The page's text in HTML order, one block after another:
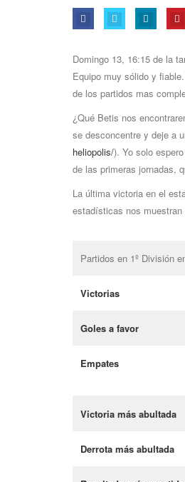
Domingo 13, 16:15 de la
Equipo muy sólido y
de los partidos mas
¿Qué Betis nos
se desconcentre y deje a
heliopolis/). Yo solo
de las primeras jornadas,
La última victoria en el
estadísticas nos
Partidos en 1º División
Victorias
Goles a favor
Empates
Victoria más abultada
Derrota más abultada